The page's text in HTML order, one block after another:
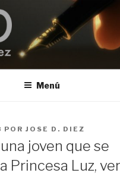
Menú
POR JOSE D. DIEZ
joven que se
Princesa Luz,